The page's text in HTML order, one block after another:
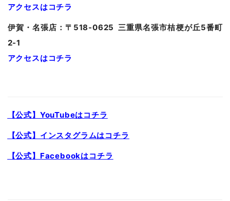
アクセスはコチラ
伊賀・名張店：〒518-0625 三重県名張市桔梗が丘5番町
2-1
アクセスはコチラ
【公式】YouTubeはコチラ
【公式】インスタグラムはコチラ
【公式】Facebookはコチラ